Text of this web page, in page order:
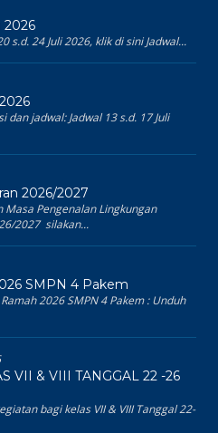
2026
s.d. 24 Juli 2026, klik di sini Jadwal...
jadwal: Jadwal 13 s.d. 17 Juli
2026/2027
Pengenalan Lingkungan
2027 silakan...
SMPN 4 Pakem
2026 SMPN 4 Pakem : Unduh
VII & VIII TANGGAL 22 -26
bagi kelas VII & VIII Tanggal 22-